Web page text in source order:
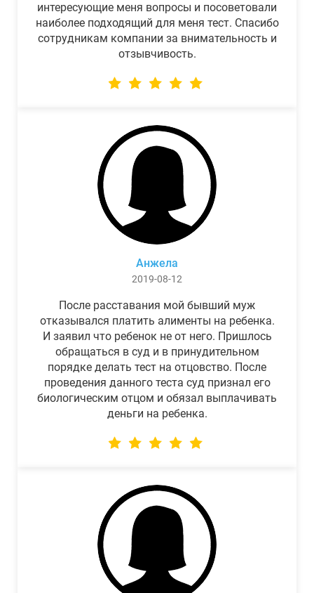
интересующие меня вопросы и посоветовали
наиболее подходящий для меня тест. Спасибо
сотрудникам компании за внимательность и
отзывчивость.
Анжела
2019-08-12
После расставания мой бывший муж
отказывался платить алименты на ребенка.
И заявил что ребенок не от него. Пришлось
обращаться в суд и в принудительном
порядке делать тест на отцовство. После
проведения данного теста суд признал его
биологическим отцом и обязал выплачивать
деньги на ребенка.